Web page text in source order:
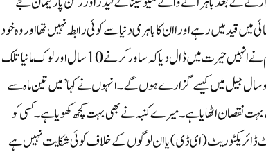
قید میں رہے اور اان کا باہری دنیا سے کوئی رابطہ نہیں تھا اور وہ خود
سے یا جیل کی دیواروں سے بات کرتے تھے۔ مسٹر راوت نے کہا کہ جیل میں قیام نے انہیں حیرت میں ڈال دیا کہ ساورکر نے 10سال اور لوک مانیا تلک
سال جیل میں کیسے گزارے ہوں گے ۔ انہوں نے کہا ’میں تین ماہ سے
نقصان اٹھایا ہے ۔ میرے کنبہ نے بھی بہت کچھ کھویا ہے ۔ کسی کو
ڈائریکٹوریٹ (ای ڈی) یا ان لوگوں کے خلاف کوئی شکایت نہیں ہے